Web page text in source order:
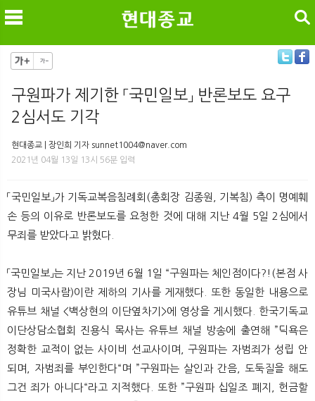
메
뉴 색
검색
구원파가 제기한 「국민일보」 반론보도 요구
2심서도 기각
현대종교 | 장인희 기자 sunnet1004@naver.com
2021년 04월 13일 13시 56분 입력
「국민일보」가 기독교복음침례회(총회장 김종원, 기복침) 측이 명예훼
손 등의 이유로 반론보도를 요청한 것에 대해 지난 4월 5일 2심에서
무죄를 받았다고 밝혔다.
「국민일보」는 지난 2019년 6월 1일 “구원파는 체인점이다?!(본점 사
장님 미국사람)이란 제하의 기사를 게재했다. 또한 동일한 내용으로
유튜브 채널 <백상현의 이단옆차기>에 영상을 게시했다. 한국기독교
이단상담소협회 진용식 목사는 유튜브 채널 방송에 출연해 ”딕욕은
정확한 교적이 없는 사이비 선교사이며, 구원파는 자범죄가 성립 안
되며, 자범죄를 부인한다“며 ”구원파는 살인과 간음, 도둑질을 해도
그건 죄가 아니다“라고 지적했다. 또한 ”구원파 십일조 폐지, 헌금할